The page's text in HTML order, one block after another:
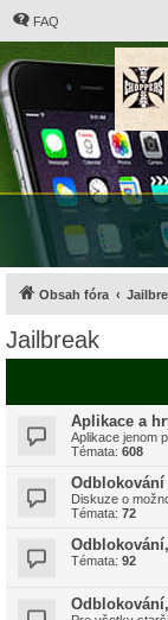
FAQ
Obsah fóra
Jailbreak
Aplikace a
Aplikace jenom
Témata: 608
Odblokování
Diskuze o
Témata: 72
Témata: 92